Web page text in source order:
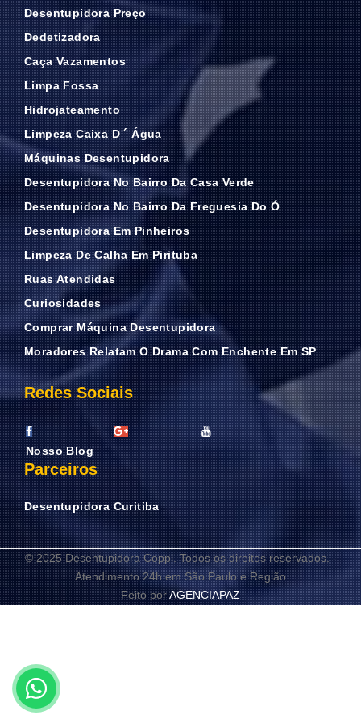
Desentupidora Preço
Dedetizadora
Caça Vazamentos
Limpa Fossa
Hidrojateamento
Limpeza Caixa D ´ Água
Máquinas Desentupidora
Desentupidora No Bairro Da Casa Verde
Desentupidora No Bairro Da Freguesia Do Ó
Desentupidora Em Pinheiros
Limpeza De Calha Em Pirituba
Ruas Atendidas
Curiosidades
Comprar Máquina Desentupidora
Moradores Relatam O Drama Com Enchente Em SP
Redes Sociais
Nosso Blog
Parceiros
Desentupidora Curitiba
© 2025 Desentupidora Coppi. Todos os direitos reservados. -
Atendimento 24h em São Paulo e Região
Feito porAGENCIAPAZ